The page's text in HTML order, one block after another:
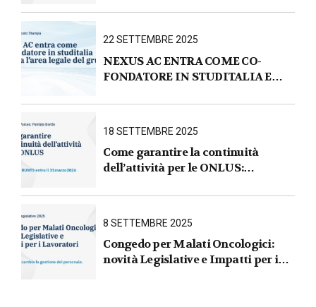
22 SETTEMBRE 2025
NEXUS AC ENTRA COME CO-
FONDATORE IN STUDITALIA E
GRUPPO
18 SETTEMBRE 2025
Come garantire la continuità
dell’attività per le ONLUS :
31 marzo 2026
8 SETTEMBRE 2025
Congedo per Malati Oncologici:
novità Legislative e Impatti per i